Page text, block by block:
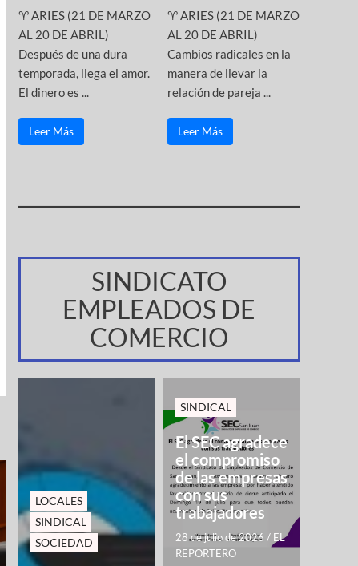
♈ ARIES (21 DE MARZO
AL 20 DE ABRIL)
Después de una dura
temporada, llega el amor.
El dinero es ...
Leer Más
♈ ARIES (21 DE MARZO
AL 20 DE ABRIL)
Cambios radicales en la
manera de llevar la
relación de pareja ...
Leer Más
SINDICATO
EMPLEADOS DE
COMERCIO
LOCALES
SINDICAL
SOCIEDAD
SINDICAL
El SEC agradece
el compromiso
de las empresas
con sus
trabajadores
28 de julio de 2026 / EL
REPORTERO